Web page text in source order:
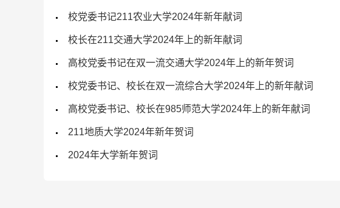
校党委书记211农业大学2024年新年献词
校长在211交通大学2024年上的新年献词
高校党委书记在双一流交通大学2024年上的新年贺词
校党委书记、校长在双一流综合大学2024年上的新年献词
高校党委书记、校长在985师范大学2024年上的新年献词
211地质大学2024年新年贺词
2024年大学新年贺词